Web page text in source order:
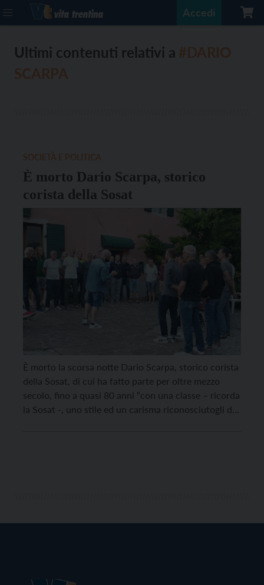
Accedi
Ultimi contenuti relativi a
È morto Dario Scarpa, storico
corista della Sosat
È morto la scorsa notte Dario Scarpa, storico corista
della Sosat, di cui ha fatto parte per oltre mezzo
secolo, fino a quasi 80 anni “con una classe – ricorda
la Sosat -, uno stile ed un carisma riconosciutogli da